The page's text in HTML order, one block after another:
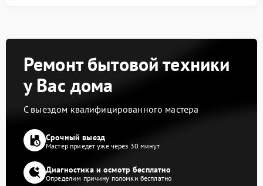
Ремонт бытовой техники
у Вас дома
С выездом квалифицированного мастера
Срочный выезд
Мастер приедет уже через 30 минут
Диагностика и осмотр бесплатно
Определим причину поломки бесплатно